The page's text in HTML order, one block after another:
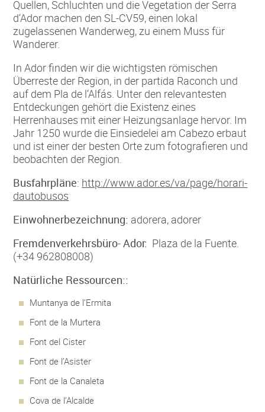
Quellen, Schluchten und die Vegetation der Serra
d‘Ador machen den SL-CV59, einen lokal
zugelassenen Wanderweg, zu einem Muss für
Wanderer.
In Ador finden wir die wichtigsten römischen
Überreste der Region, in der partida Raconch und
auf dem Pla de l‘Alfás. Unter den relevantesten
Entdeckungen gehört die Existenz eines
Herrenhauses mit einer Heizungsanlage hervor. Im
Jahr 1250 wurde die Einsiedelei am Cabezo erbaut
und ist einer der besten Orte zum fotografieren und
beobachten der Region.
Busfahrpläne: http://www.ador.es/va/page/horari-
dautobusos
Einwohnerbezeichnung: adorera, adorer
Fremdenverkehrsbüro- Ador: Plaza de la Fuente.
(+34 962808008)
Natürliche Ressourcen::
Muntanya de l’Ermita
Font de la Murtera
Font del Cister
Font de l’Asister
Font de la Canaleta
Cova de l’Alcalde